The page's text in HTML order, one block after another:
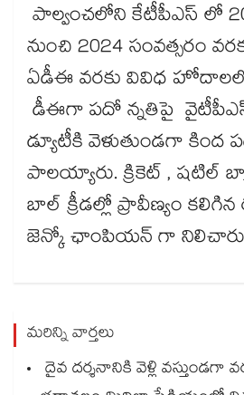
పాల్వంచలోని కేటీపీఎస్ లో
నుంచి 2024 సంవత్సరం
ఏడీఈ వరకు వివిధ
డీఈగా పదో న్నతిపై వైటీపీఎస్
డ్యూటీకి వెళుతుండగా
పాలయ్యారు. క్రికెట్ , షటిల్
బాల్ క్రీడల్లో ప్రావీణ్యం కలిగిన
జెన్కో ఛాంపియన్ గా
మరిన్ని వార్తలు
దైవ దర్శనానికి వెళ్లి వస్తుండగా